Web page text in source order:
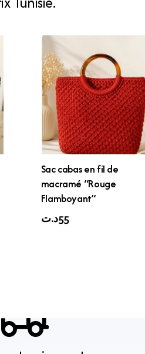
Sac cabas en fil de
macramé “Rouge
Flamboyant”
55د.ت